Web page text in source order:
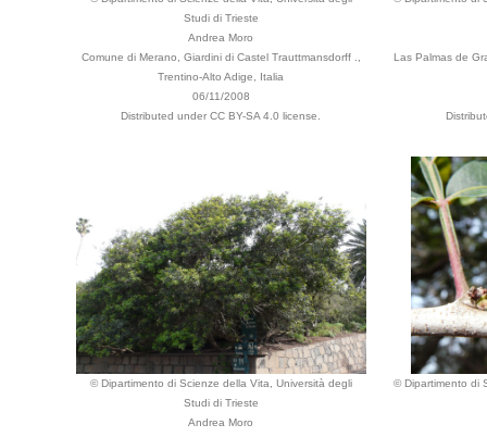
Studi di Trieste
Andrea Moro
Comune di Merano, Giardini di Castel Trauttmansdorff .,
Trentino-Alto Adige, Italia
06/11/2008
Distributed under CC BY-SA 4.0 license.
Las Palmas de
© Dipartimento di Scienze della Vita, Università degli
Studi di Trieste
Andrea Moro
© Dipartimento di